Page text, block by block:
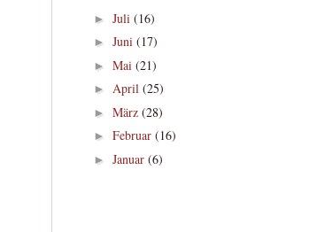
► Juli (16)
► Juni (17)
► Mai (21)
► April (25)
► März (28)
► Februar (16)
► Januar (6)